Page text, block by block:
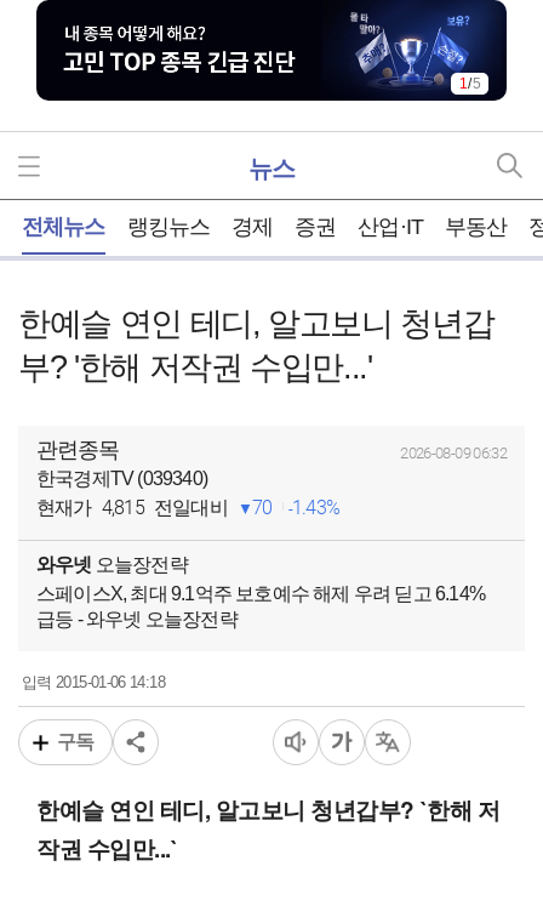
1/5
뉴스
전체뉴스 랭킹뉴스 경제 증권 산업·IT 부동산
한예슬 연인 테디, 알고보니 청년갑
부? '한해 저작권 수입만...'
관련종목 2026-08-09 06:32
한국경제TV (039340)
현재가 4,815 전일대비 70 1.43%
와우넷 오늘장전략
스페이스X, 최대 9.1억주 보호예수 해제 우려 딛고 6.14%
급등 - 와우넷 오늘장전략
입력2015-01-06 14:18
구독
한예슬 연인 테디, 알고보니 청년갑부? `한해 저
작권 수입만...`